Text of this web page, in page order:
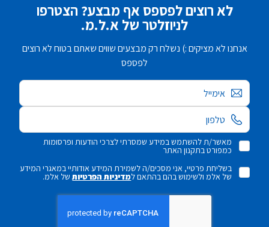
לא רוצים לפספס אף מבצע? הצטרפו
לניוזלטר של א.ל.מ.
אנחנו לא מציקים :) נשלח רק מבצעים שווים שאתם בטוח לא רוצים
לפספס
אימייל
מאשר/ת להשתמש במידע שמסרתי לצרכי הודעות ופרסומות
כמפורט בתקנון האתר
בשליחת פרטיי, אני מסכים/ה לשמירת המידע אודותיי במאגרי המידע
של אלמ ולשימוש בהם בהתאם למדיניות הפרטיותשל אלמ.